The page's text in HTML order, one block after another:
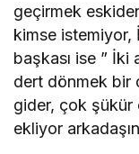
geçirmek
kimse istemiyor,
başkası ise ”
dert dönmek bir
gider, çok şükür
ekliyor